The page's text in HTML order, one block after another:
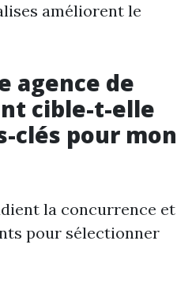
améliorent le
agence de
cible-t-elle
clés pour mon
la concurrence et
pour sélectionner